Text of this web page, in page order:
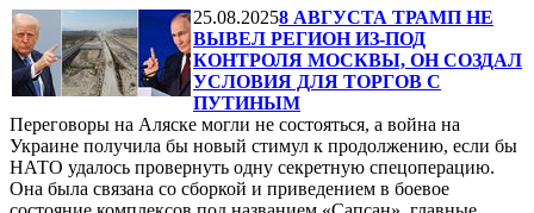
25.08.20258 АВГУСТА ТРАМП НЕ
ВЫВЕЛ РЕГИОН ИЗ-ПОД
КОНТРОЛЯ МОСКВЫ, ОН СОЗДАЛ
УСЛОВИЯ ДЛЯ ТОРГОВ С
ПУТИНЫМ
Переговоры на Аляске могли не состояться, а война на
Украине получила бы новый стимул к продолжению, если бы
НАТО удалось провернуть одну секретную спецоперацию.
Она была связана со сборкой и приведением в боевое